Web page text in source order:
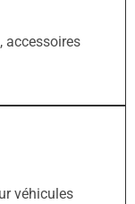
accessoires
véhicules